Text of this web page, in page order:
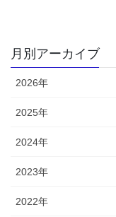
月別アーカイブ
2026年
2025年
2024年
2023年
2022年